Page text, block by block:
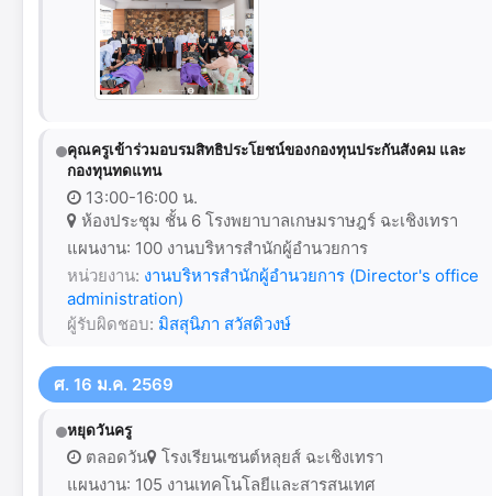
คุณครูเข้าร่วมอบรมสิทธิประโยชน์ของกองทุนประกันสังคม และ
กองทุนทดแทน
13:00-16:00 น.
ห้องประชุม ชั้น 6 โรงพยาบาลเกษมราษฎร์ ฉะเชิงเทรา
แผนงาน: 100 งานบริหารสำนักผู้อำนวยการ
หน่วยงาน: งานบริหารสำนักผู้อำนวยการ (Director's office
administration)
ผู้รับผิดชอบ: มิสสุนิภา สวัสดิวงษ์
ศ. 16 ม.ค. 2569
หยุดวันครู
ตลอดวัน
โรงเรียนเซนต์หลุยส์ ฉะเชิงเทรา
แผนงาน: 105 งานเทคโนโลยีและสารสนเทศ